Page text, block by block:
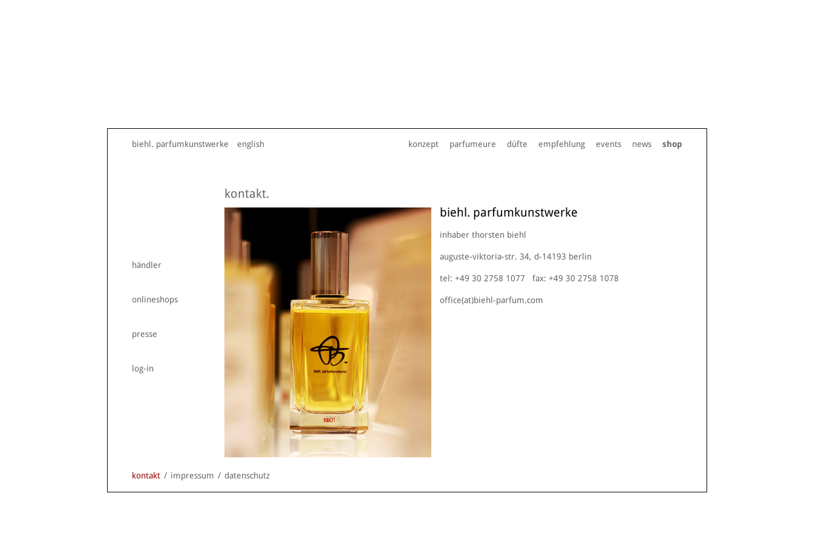
kontakt.
biehl. parfumkunstwerke
inhaber thorsten biehl
auguste-viktoria-str. 34, d-14193 berlin
tel: +49 30 2758 1077 fax: +49 30 2758 1078
office(at)biehl-parfum.com
biehl. parfumkunstwerke english shop
news
events
empfehlung
düfte
parfumeure
konzept
händler
onlineshops
presse
log-in
kontakt / impressum / datenschutz